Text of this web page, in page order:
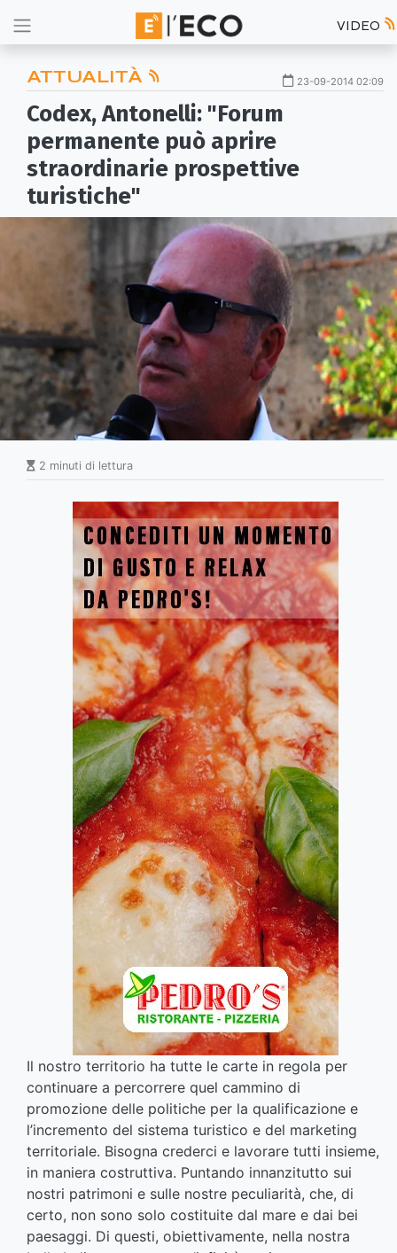
VIDEO
ATTUALITÀ 23-09-2014 02:09
Codex, Antonelli: "Forum
permanente può aprire
straordinarie prospettive
turistiche"
2 minuti di lettura
Il nostro territorio ha tutte le carte in regola per
continuare a percorrere quel cammino di
promozione delle politiche per la qualificazione e
l’incremento del sistema turistico e del marketing
territoriale. Bisogna crederci e lavorare tutti insieme,
in maniera costruttiva. Puntando innanzitutto sui
nostri patrimoni e sulle nostre peculiarità, che, di
certo, non sono solo costituite dal mare e dai bei
paesaggi. Di questi, obiettivamente, nella nostra